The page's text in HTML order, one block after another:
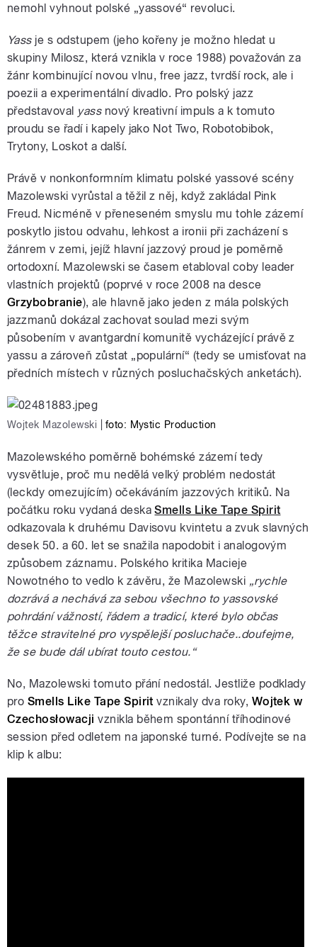
nemohl vyhnout polské „yassové“ revoluci.
Yassje s odstupem (jeho kořeny je možno hledat u
skupiny Milosz, která vznikla v roce 1988) považován za
žánr kombinující novou vlnu, free jazz, tvrdší rock, ale i
poezii a experimentální divadlo. Pro polský jazz
představoval yass nový kreativní impuls a k tomuto
proudu se řadí i kapely jako Not Two, Robotobibok,
Trytony, Loskot a další.
Právě v nonkonformním klimatu polské yassové scény
Mazolewski vyrůstal a těžil z něj, když zakládal Pink
Freud. Nicméně v přeneseném smyslu mu tohle zázemí
poskytlo jistou odvahu, lehkost a ironii při zacházení s
žánrem v zemi, jejíž hlavní jazzový proud je poměrně
ortodoxní. Mazolewski se časem etabloval coby leader
vlastních projektů (poprvé v roce 2008 na desce
Grzybobranie), ale hlavně jako jeden z mála polských
jazzmanů dokázal zachovat soulad mezi svým
působením v avantgardní komunitě vycházející právě z
yassu a zároveň zůstat „populární“ (tedy se umisťovat na
předních místech v různých posluchačských anketách).
Wojtek Mazolewski foto: Mystic Production
Mazolewského poměrně bohémské zázemí tedy
vysvětluje, proč mu nedělá velký problém nedostát
(leckdy omezujícím) očekáváním jazzových kritiků. Na
počátku roku vydaná deskaSmells Like Tape Spirit
odkazovala k druhému Davisovu kvintetu a zvuk slavných
desek 50. a 60. let se snažila napodobit i analogovým
způsobem záznamu. Polského kritika Macieje
Nowotného to vedlo k závěru, že Mazolewski „rychle
dozrává a nechává za sebou všechno to yassovské
pohrdání vážností, řádem a tradicí, které bylo občas
těžce stravitelné pro vyspělejší posluchače..doufejme,
že se bude dál ubírat touto cestou.“
No, Mazolewski tomuto přání nedostál. Jestliže podklady
pro Smells Like Tape Spirit vznikaly dva roky, Wojtek w
Czechosłowacji vznikla během spontánní tříhodinové
session před odletem na japonské turné. Podívejte se na
klip k albu: